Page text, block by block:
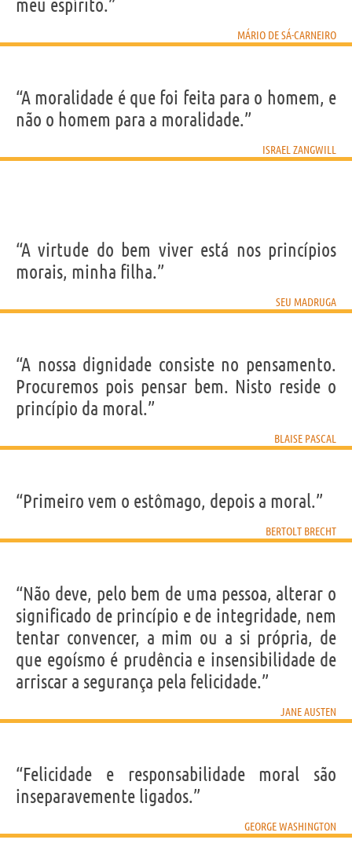
meu espírito.”
MÁRIO DE SÁ-CARNEIRO
“A moralidade é que foi feita para o homem, e
não o homem para a moralidade.”
ISRAEL ZANGWILL
“A virtude do bem viver está nos princípios
morais, minha filha.”
SEU MADRUGA
“A nossa dignidade consiste no pensamento.
Procuremos pois pensar bem. Nisto reside o
princípio da moral.”
BLAISE PASCAL
“Primeiro vem o estômago, depois a moral.”
BERTOLT BRECHT
“Não deve, pelo bem de uma pessoa, alterar o
significado de princípio e de integridade, nem
tentar convencer, a mim ou a si própria, de
que egoísmo é prudência e insensibilidade de
arriscar a segurança pela felicidade.”
JANE AUSTEN
“Felicidade e responsabilidade moral são
inseparavemente ligados.”
GEORGE WASHINGTON